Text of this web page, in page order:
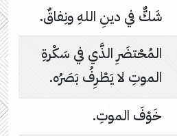
شَكٌّ في دينِ اللهِ ونِفاقٌ.
المُحْتضَرِ الذَّي في سَكْرةِ
الموتِ لا يَطْرِفُ بَصَرُه.
خَوْفَ الموتِ.